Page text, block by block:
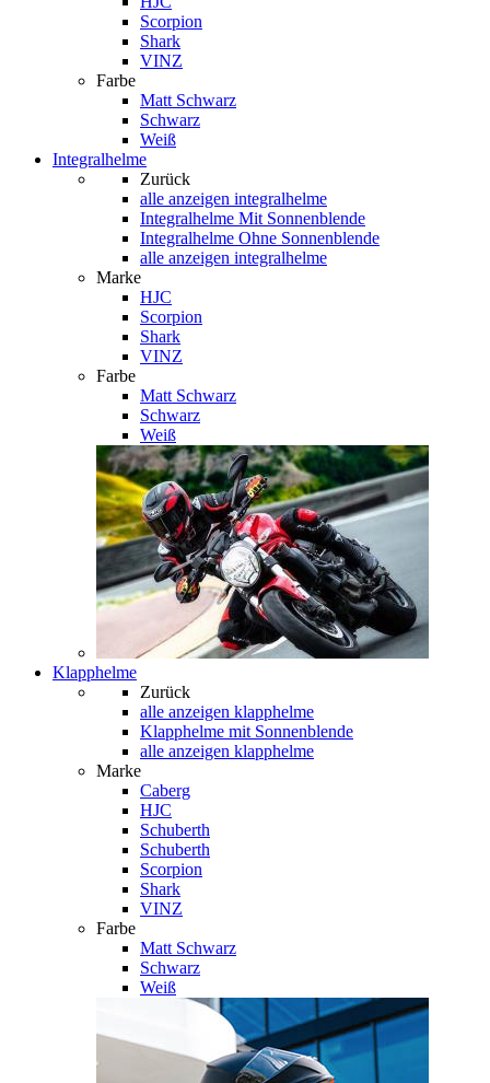
Scorpion
Shark
VINZ
Farbe
Matt Schwarz
Schwarz
Weiß
Integralhelme
Zurück
alle anzeigen integralhelme
Integralhelme Mit Sonnenblende
Integralhelme Ohne Sonnenblende
alle anzeigen integralhelme
Marke
HJC
Scorpion
Shark
VINZ
Farbe
Matt Schwarz
Schwarz
Weiß
Klapphelme
Zurück
alle anzeigen klapphelme
Klapphelme mit Sonnenblende
alle anzeigen klapphelme
Marke
Caberg
HJC
Schuberth
Schuberth
Scorpion
Shark
VINZ
Farbe
Matt Schwarz
Schwarz
Weiß